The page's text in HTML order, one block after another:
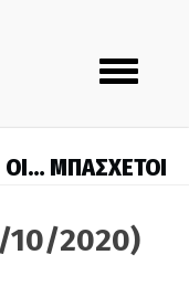
Toggle
navigation
ΟΙ… ΜΠΑΣΧΕΤΟΙ
10/2020)